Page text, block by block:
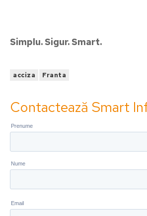
Simplu. Sigur. Smart.
acciza Franta
Contactează Smart